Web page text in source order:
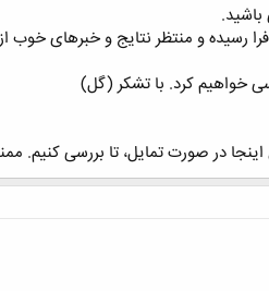
باشید.
رسیده و منتظر نتایج و خبرهای
در صورت تمایل، تا بررسی کنیم.